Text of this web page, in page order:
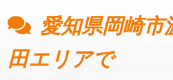
愛知県岡崎市
田エリアで